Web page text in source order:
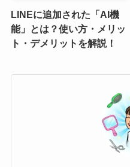
LINEに追加された「AI機
能」とは？使い方・メリッ
ト・デメリットを解説！